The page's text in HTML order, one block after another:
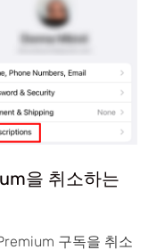
을 취소하는
구독을 취소